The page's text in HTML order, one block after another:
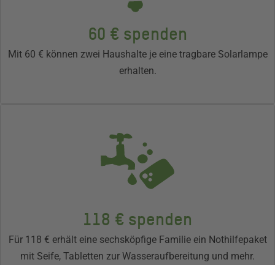
60 € spenden
Mit 60 € können zwei Haushalte je eine tragbare Solarlampe
erhalten.
118 € spenden
Für 118 € erhält eine sechsköpfige Familie ein Nothilfepaket
mit Seife, Tabletten zur Wasser­aufbereitung und mehr.